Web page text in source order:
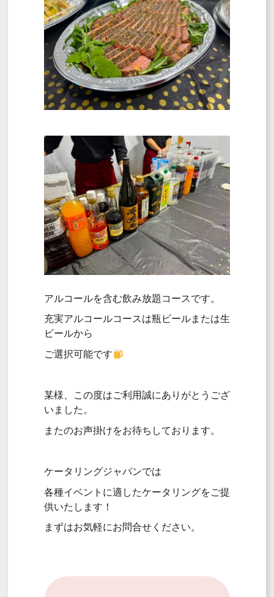
アルコールを含む飲み放題コースです。
充実アルコールコースは瓶ビールまたは生
ビールから
ご選択可能です
某様、この度はご利用誠にありがとうござ
いました。
またのお声掛けをお待ちしております。
ケータリングジャパンでは
各種イベントに適したケータリングをご提
供いたします！
まずはお気軽にお問合せください。